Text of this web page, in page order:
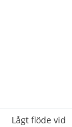
Lågt flöde vid